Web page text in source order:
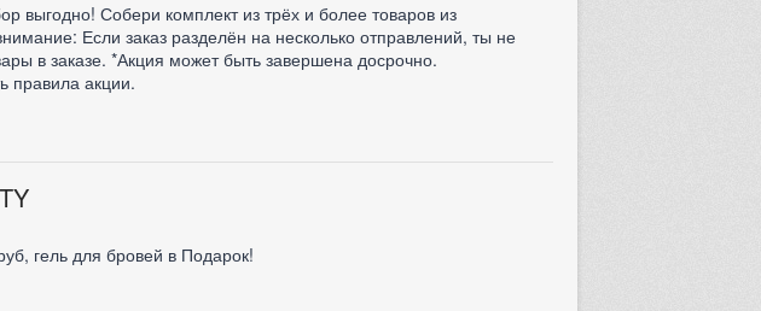
выгодно! Собери комплект из трёх и более товаров из
Если заказ разделён на несколько отправлений, ты не
в заказе. *Акция может быть завершена досрочно.
правила акции.
гель для бровей в Подарок!